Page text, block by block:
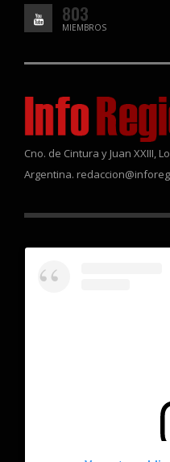
803
MIEMBROS
Cno. de Cintura y Juan XXIII,
Argentina.